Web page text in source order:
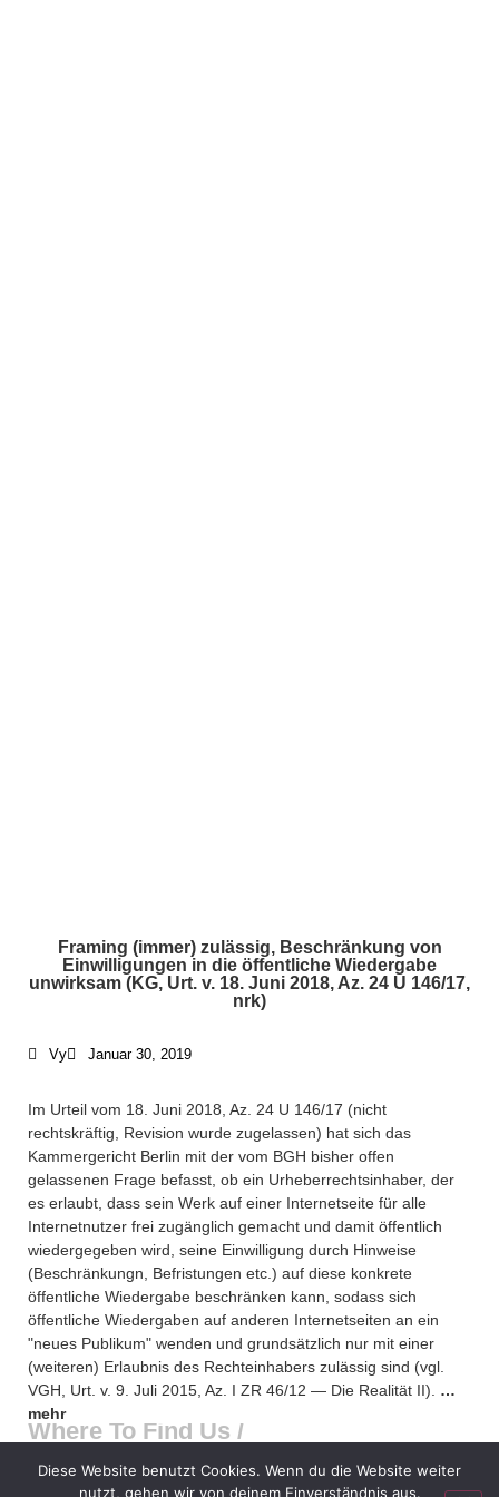
Framing (immer) zulässig, Beschränkung von
Einwilligungen in die öffentliche Wiedergabe
unwirksam (KG, Urt. v. 18. Juni 2018, Az. 24 U 146/17,
nrk)
Vy Januar 30, 2019
Im Urteil vom 18. Juni 2018, Az. 24 U 146/17 (nicht
rechtskräftig, Revision wurde zugelassen) hat sich das
Kammergericht Berlin mit der vom BGH bisher offen
gelassenen Frage befasst, ob ein Urheberrechtsinhaber, der
es erlaubt, dass sein Werk auf einer Internetseite für alle
Internetnutzer frei zugänglich gemacht und damit öffentlich
wiedergegeben wird, seine Einwilligung durch Hinweise
(Beschränkungn, Befristungen etc.) auf diese konkrete
öffentliche Wiedergabe beschränken kann, sodass sich
öffentliche Wiedergaben auf anderen Internetseiten an ein
"neues Publikum" wenden und grundsätzlich nur mit einer
(weiteren) Erlaubnis des Rechteinhabers zulässig sind (vgl.
VGH, Urt. v. 9. Juli 2015, Az. I ZR 46/12 — Die Realität II). …
mehr
gefestigt anzusehenden Rechtsprechung des EuGH (u.a.
What We Do /
Schwerpunkte
Who We Are /
Über uns
Where To Find Us /
Impressum
Diese Website benutzt Cookies. Wenn du die Website weiter
nutzt, gehen wir von deinem Einverständnis aus.